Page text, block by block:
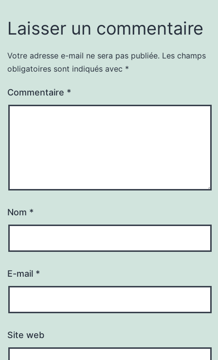
Laisser un commentaire
Votre adresse e-mail ne sera pas publiée. Les champs
obligatoires sont indiqués avec *
Commentaire *
Nom *
E-mail *
Site web